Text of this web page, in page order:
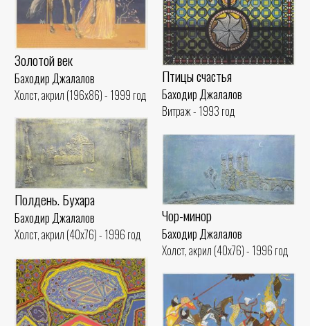
Золотой век
Баходир Джалалов
Холст, акрил (196x86) - 1999 год
Птицы счастья
Баходир Джалалов
Витраж - 1993 год
Полдень. Бухара
Баходир Джалалов
Холст, акрил (40x76) - 1996 год
Чор-минор
Баходир Джалалов
Холст, акрил (40x76) - 1996 год